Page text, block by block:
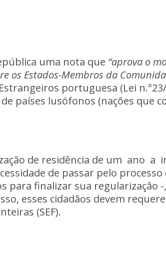
uma nota que “aprova o
os Estados-Membros da
Estrangeiros portuguesa (Lei
de países lusófonos (nações que
de residência de um ano a
de passar pelo processo
para finalizar sua regularização -,
esses cidadãos devem
(SEF).